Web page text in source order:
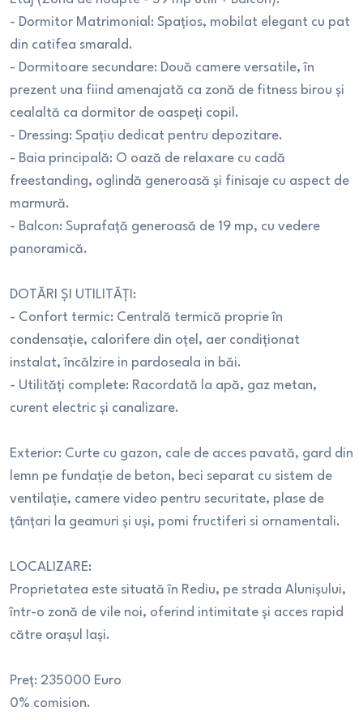
- Dormitor Matrimonial: Spațios, mobilat elegant cu pat
din catifea smarald.
- Dormitoare secundare: Două camere versatile, în
prezent una fiind amenajată ca zonă de fitness birou și
cealaltă ca dormitor de oaspeți copil.
- Dressing: Spațiu dedicat pentru depozitare.
- Baia principală: O oază de relaxare cu cadă
freestanding, oglindă generoasă și finisaje cu aspect de
marmură.
- Balcon: Suprafață generoasă de 19 mp, cu vedere
panoramică.
DOTĂRI ȘI UTILITĂȚI:
- Confort termic: Centrală termică proprie în
condensație, calorifere din oțel, aer condiționat
instalat, încălzire in pardoseala in băi.
- Utilități complete: Racordată la apă, gaz metan,
curent electric și canalizare.
Exterior: Curte cu gazon, cale de acces pavată, gard din
lemn pe fundație de beton, beci separat cu sistem de
ventilație, camere video pentru securitate, plase de
țânțari la geamuri și uși, pomi fructiferi si ornamentali.
LOCALIZARE:
Proprietatea este situată în Rediu, pe strada Alunișului,
într-o zonă de vile noi, oferind intimitate și acces rapid
către orașul Iași.
Preț: 235000 Euro
0% comision.